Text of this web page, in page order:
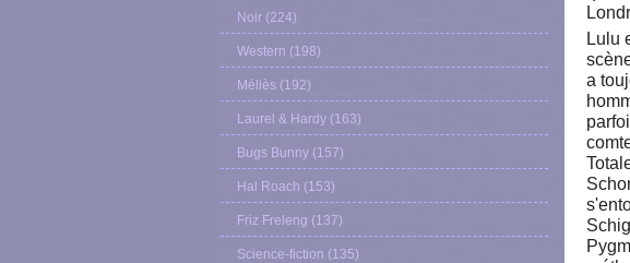
Noir (224)
Western (198)
Méliès (192)
Laurel & Hardy (163)
Bugs Bunny (157)
Hal Roach (153)
Friz Freleng (137)
Science-fiction (135)
Lulu
a